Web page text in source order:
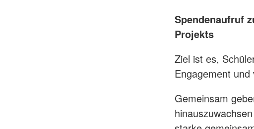
Spendenaufruf
Projekts
Ziel ist es,
Engagement
Gemeinsam